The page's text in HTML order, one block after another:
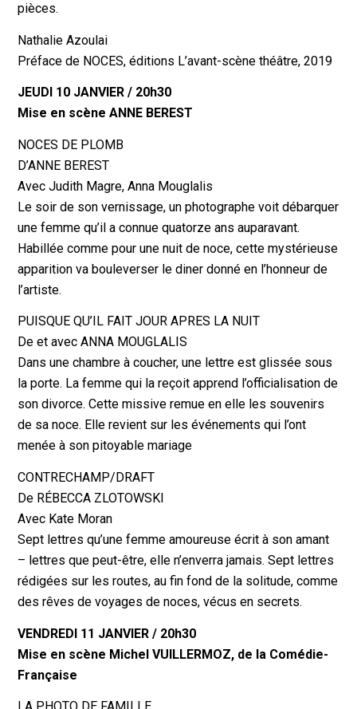
pièces.
Nathalie Azoulai
Préface de NOCES, éditions L’avant-scène théâtre, 2019
JEUDI 10 JANVIER / 20h30
Mise en scène ANNE BEREST
NOCES DE PLOMB
D’ANNE BEREST
Avec Judith Magre, Anna Mouglalis
Le soir de son vernissage, un photographe voit débarquer
une femme qu’il a connue quatorze ans auparavant.
Habillée comme pour une nuit de noce, cette mystérieuse
apparition va bouleverser le diner donné en l’honneur de
l’artiste.
PUISQUE QU’IL FAIT JOUR APRES LA NUIT
De et avec ANNA MOUGLALIS
Dans une chambre à coucher, une lettre est glissée sous
la porte. La femme qui la reçoit apprend l’officialisation de
son divorce. Cette missive remue en elle les souvenirs
de sa noce. Elle revient sur les événements qui l’ont
menée à son pitoyable mariage
CONTRECHAMP/DRAFT
De RÉBECCA ZLOTOWSKI
Avec Kate Moran
Sept lettres qu’une femme amoureuse écrit à son amant
– lettres que peut-être, elle n’enverra jamais. Sept lettres
rédigées sur les routes, au fin fond de la solitude, comme
des rêves de voyages de noces, vécus en secrets.
VENDREDI 11 JANVIER / 20h30
Mise en scène Michel VUILLERMOZ, de la Comédie-
Française